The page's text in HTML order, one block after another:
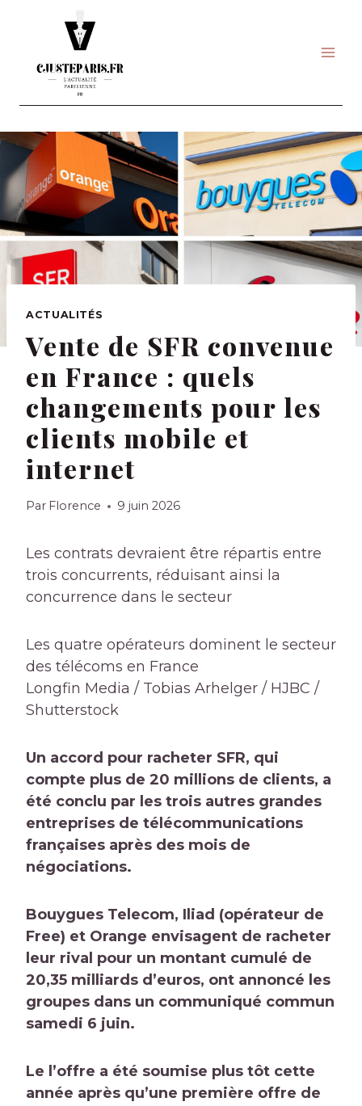
ACTUALITÉS
Vente de SFR convenue
en France : quels
changements pour les
clients mobile et
internet
Par Florence 9 juin 2026
Les contrats devraient être répartis entre
trois concurrents, réduisant ainsi la
concurrence dans le secteur
Les quatre opérateurs dominent le secteur
des télécoms en France
Longfin Media / Tobias Arhelger / HJBC /
Shutterstock
Un accord pour racheter SFR, qui
compte plus de 20 millions de clients, a
été conclu par les trois autres grandes
entreprises de télécommunications
françaises après des mois de
négociations.
Bouygues Telecom, Iliad (opérateur de
Free) et Orange envisagent de racheter
leur rival pour un montant cumulé de
20,35 milliards d’euros, ont annoncé les
groupes dans un communiqué commun
samedi 6 juin.
Le l’offre a été soumise plus tôt cette
année après qu’une première offre de